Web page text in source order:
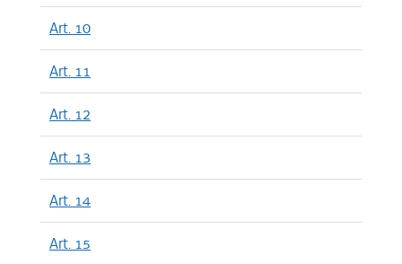
Art. 10
Art. 11
Art. 12
Art. 13
Art. 14
Art. 15